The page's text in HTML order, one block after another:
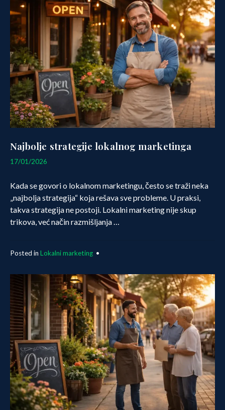
Najbolje strategije lokalnog marketinga
17/01/2026
Kada se govori o lokalnom marketingu, često se traži neka
„najbolja strategija“ koja rešava sve probleme. U praksi,
takva strategija ne postoji. Lokalni marketing nije skup
trikova, već način razmišljanja …
Posted in Lokalni marketing •